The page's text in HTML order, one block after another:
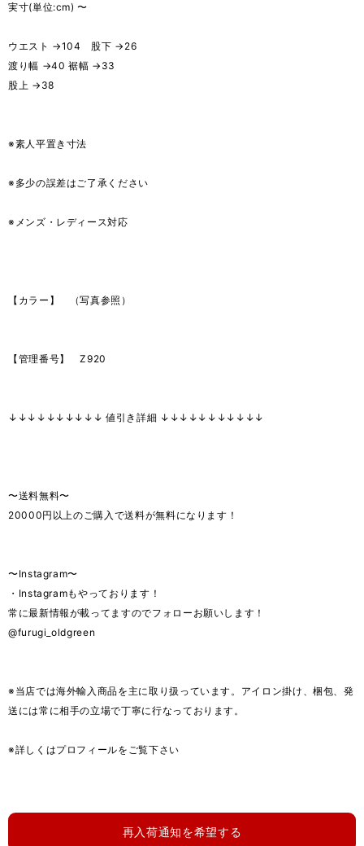
実寸(単位:cm) 〜
ウエスト →104 股下 →26
渡り幅 →40 裾幅 →33
股上 →38
※素人平置き寸法
※多少の誤差はご了承ください
※メンズ・レディース対応
【カラー】 （写真参照）
【管理番号】 Z920
↓↓↓↓↓↓↓↓↓↓ 値引き詳細 ↓↓↓↓↓↓↓↓↓↓↓
〜送料無料〜
20000円以上のご購入で送料が無料になります！
〜Instagram〜
・Instagramもやっております！
常に最新情報が載ってますのでフォローお願いします！
@furugi_oldgreen
※当店では海外輸入商品を主に取り扱っています。アイロン掛け、梱包、発
送には常に相手の立場で丁寧に行なっております。
※詳しくはプロフィールをご覧下さい
再入荷通知を希望する